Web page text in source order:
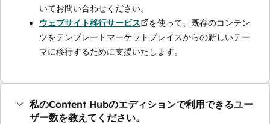
いてお問い合わせください。
ウェブサイト移行サービス
を使って、既存のコンテン
ツをテンプレートマーケットプレイスからの新しいテー
マに移行するために支援いたします。
私のContent Hubのエディションで利用できるユー
ザー数を教えてください。